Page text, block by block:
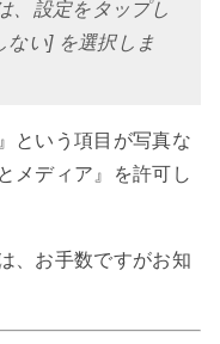
、設定をタップし
ない] を選択しま
という項目が写真な
メディア』を許可し
、お手数ですがお知